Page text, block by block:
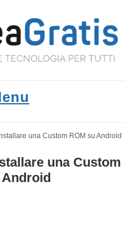
una Custom ROM su Android
una Custom